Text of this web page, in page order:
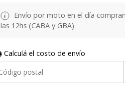
Envío por moto en el día
las 12hs (CABA y GBA)
Calculá el costo de envío